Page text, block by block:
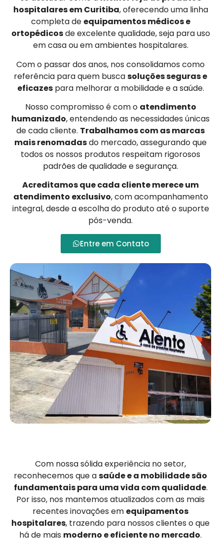
hospitalares em Curitiba, oferecendo uma linha
completa de equipamentos médicos e
ortopédicosde excelente qualidade, seja para uso
em casa ou em ambientes hospitalares.
Com o passar dos anos, nos consolidamos como
referência para quem buscasoluções seguras e
eficazespara melhorar a mobilidade e a saúde.
Nosso compromisso é com o atendimento
humanizado, entendendo as necessidades únicas
de cada cliente. Trabalhamos com as marcas
mais renomadasdo mercado, assegurando que
todos os nossos produtos respeitam rigorosos
padrões de qualidade e segurança.
Acreditamos que cada cliente merece um
atendimento exclusivo, com acompanhamento
integral, desde a escolha do produto até o suporte
pós-venda.
Entre em Contato
Com nossa sólida experiência no setor,
reconhecemos que asaúde e a mobilidade são
fundamentais para uma vida com qualidade.
Por isso, nos mantemos atualizados com as mais
recentes inovações em equipamentos
hospitalares, trazendo para nossos clientes o que
há de mais moderno e eficiente no mercado.